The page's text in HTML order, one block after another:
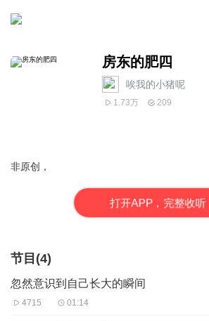
房东的肥四
唉我的小猪呢
1.73万 209
非原创，
打开APP，完整收听
节目(4)
忽然意识到自己长大的瞬间
4715 01:14